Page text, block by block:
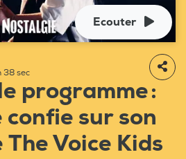
Ecouter
38 sec
programme :
sur son
Voice Kids